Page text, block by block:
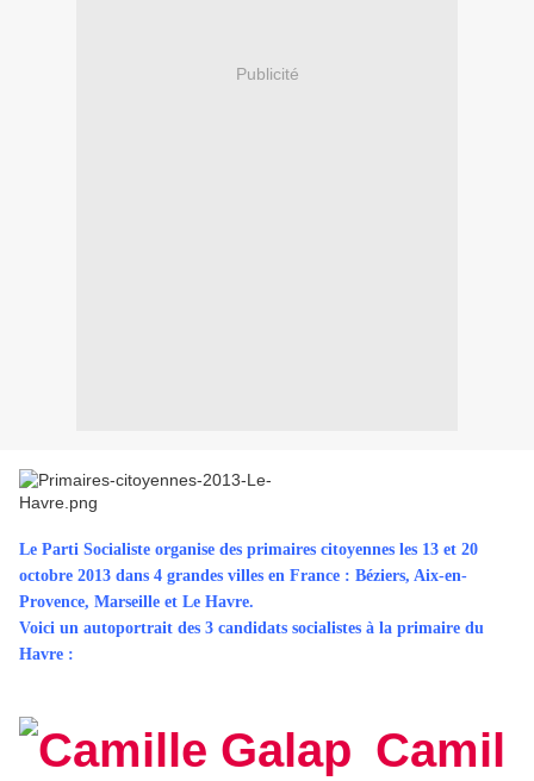
Publicité
Le Parti Socialiste organise des primaires citoyennes les 13 et 20
octobre 2013 dans 4 grandes villes en France : Béziers, Aix-en-
Provence, Marseille et Le Havre.
Voici un autoportrait des 3 candidats socialistes à la primaire du
Havre :
Camil